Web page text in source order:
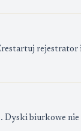
rejestrator
Dyski biurkowe nie